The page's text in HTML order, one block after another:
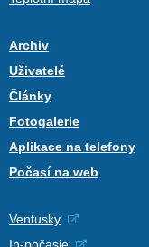
Archiv
Uživatelé
Články
Fotogalerie
Aplikace na telefony
Počasí na web
Ventusky